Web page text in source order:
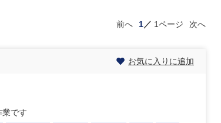
前へ 1 1ページ 次へ
お気に入りに追加
です